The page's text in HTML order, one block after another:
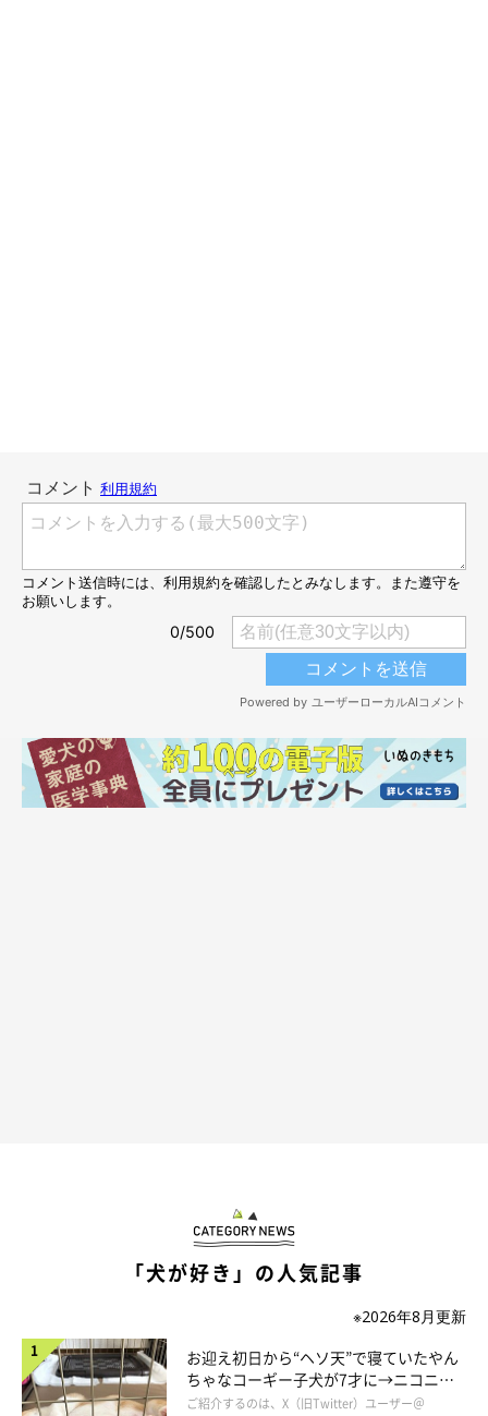
早く飼い主さんに会いたいゆきちゃん。待ちきれないようですね
(ﾟ∀ﾟ)！
愛犬がこのように帰りを待っていてくれたら、飼い主さんも嬉し
しれません（*´▽｀*）♡
参照／YouTube（Akita Inu - Waiting at Home (秋田犬)）
https://www.youtube.com/watch?v=H9xAwBlQsUY
「犬が好き」の人気記事
※2026年8月更新
お迎え初日から“ヘソ天”で寝ていたやん
ちゃなコーギー子犬が7才に→ニコニ
コ“コーギースマイル”が魅力のコに成
ご紹介するのは、X（旧Twitter）ユーザー＠